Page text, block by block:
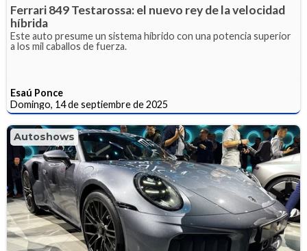
Ferrari 849 Testarossa: el nuevo rey de la velocidad
híbrida
Este auto presume un sistema híbrido con una potencia superior
a los mil caballos de fuerza.
Esaú Ponce
Domingo, 14 de septiembre de 2025
Autoshows